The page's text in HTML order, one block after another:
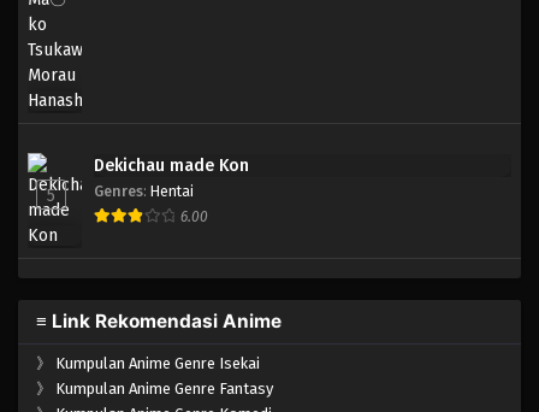
5
Dekichau made Kon
Genres: Hentai
6.00
≡ Link Rekomendasi Anime
》 Kumpulan Anime Genre Isekai
》 Kumpulan Anime Genre Fantasy